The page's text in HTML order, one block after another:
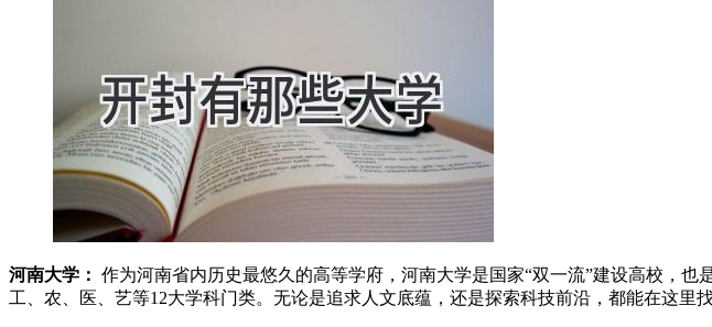
河南大学： 作为河南省内历史最悠久的高等学府，河南大学是国家“双一流”建设高校，
工、农、医、艺等12大学科门类。无论是追求人文底蕴，还是探索科技前沿，都能在这里